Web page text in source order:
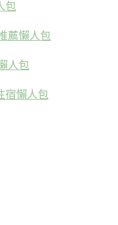
包
薦懶人包
人包
宿懶人包